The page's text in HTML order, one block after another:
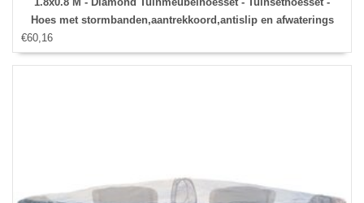
Hoes met stormbanden,aantrekkoord,antislip en afwaterings
€60,16